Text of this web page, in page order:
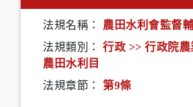
法規名稱：
農田水利會監督
法規類別：
行政 >> 行政院
農田水利目
法規章節：
第9條